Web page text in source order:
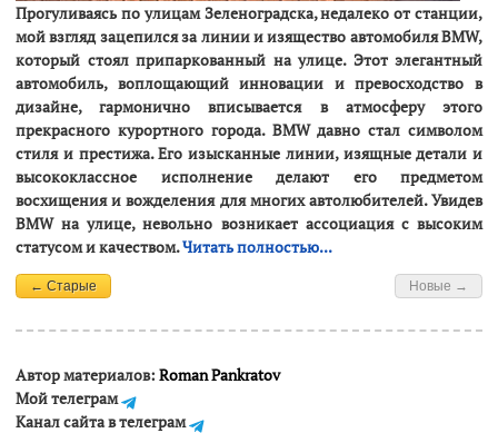
Прогуливаясь по улицам Зеленоградска, недалеко от станции,
мой взгляд зацепился за линии и изящество автомобиля BMW,
который стоял припаркованный на улице. Этот элегантный
автомобиль, воплощающий инновации и превосходство в
дизайне, гармонично вписывается в атмосферу этого
прекрасного курортного города. BMW давно стал символом
стиля и престижа. Его изысканные линии, изящные детали и
высококлассное исполнение делают его предметом
восхищения и вожделения для многих автолюбителей. Увидев
BMW на улице, невольно возникает ассоциация с высоким
статусом и качеством.Читать полностью...
← Старые Новые →
Автор материалов: Roman Pankratov
Мой телеграм
Канал сайта в телеграм